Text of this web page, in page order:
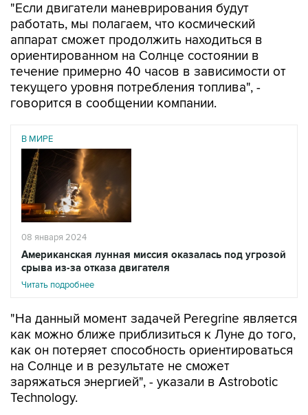
"Если двигатели маневрирования будут
работать, мы полагаем, что космический
аппарат сможет продолжить находиться в
ориентированном на Солнце состоянии в
течение примерно 40 часов в зависимости от
текущего уровня потребления топлива", -
говорится в сообщении компании.
В МИРЕ
08 января 2024
Американская лунная миссия оказалась под угрозой
срыва из-за отказа двигателя
Читать подробнее
"На данный момент задачей Peregrine является
как можно ближе приблизиться к Луне до того,
как он потеряет способность ориентироваться
на Солнце и в результате не сможет
заряжаться энергией", - указали в Astrobotic
Technology.